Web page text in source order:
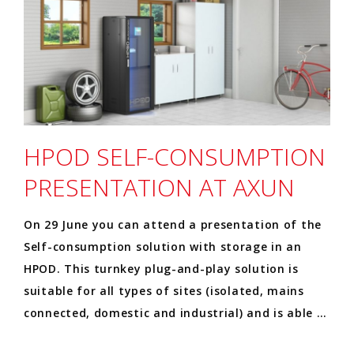
HPOD SELF-CONSUMPTION
PRESENTATION AT AXUN
On 29 June you can attend a presentation of the
Self-consumption solution with storage in an
HPOD. This turnkey plug-and-play solution is
suitable for all types of sites (isolated, mains
connected, domestic and industrial) and is able …